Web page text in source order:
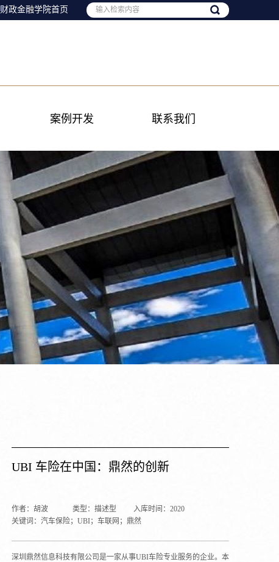
财政金融学院首页
案例开发 联系我们
UBI 车险在中国：鼎然的创新
作者：胡波 类型：描述型
入库时间：2020
关键词：汽车保险；UBI；车联网；鼎然
深圳鼎然信息科技有限公司是一家从事UBI车险专业服务的企业。本